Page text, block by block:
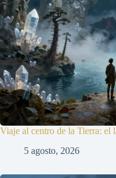
Viaje al centro de la Tierra: el
5 agosto, 2026